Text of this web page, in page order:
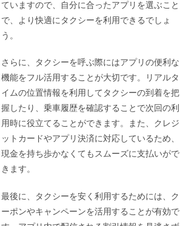
ていますので、自分に合ったアプリを選ぶこと
で、より快適にタクシーを利用できるでしょ
う。
さらに、タクシーを呼ぶ際にはアプリの便利な
機能をフル活用することが大切です。リアルタ
イムの位置情報を利用してタクシーの到着を把
握したり、乗車履歴を確認することで次回の利
用時に役立てることができます。また、クレジ
ットカードやアプリ決済に対応しているため、
現金を持ち歩かなくてもスムーズに支払いがで
きます。
最後に、タクシーを安く利用するためには、ク
ーポンやキャンペーンを活用することが有効で